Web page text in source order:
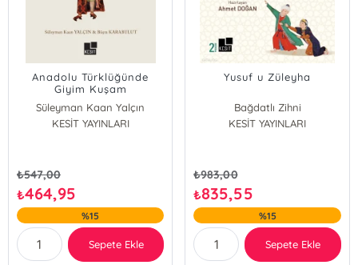
Anadolu Türklüğünde
Giyim Kuşam
Adları;Derleme
Sözlüğü'nden Hareketle
Süleyman Kaan Yalçın
Büşra Karabulut
KESİT YAYINLARI
₺547,00
₺464,95
%15
Sepete Ekle
Yusuf u Züleyha
Bağdatlı Zihni
KESİT YAYINLARI
₺983,00
₺835,55
%15
Sepete Ekle